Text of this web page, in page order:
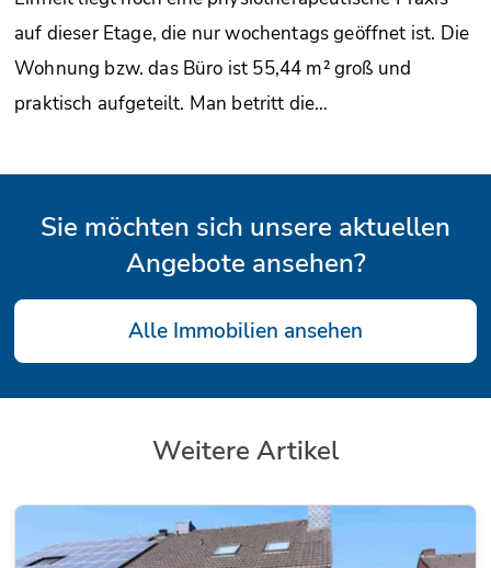
auf dieser Etage, die nur wochentags geöffnet ist. Die
Wohnung bzw. das Büro ist 55,44 m² groß und
praktisch aufgeteilt. Man betritt die…
Sie möchten sich unsere aktuellen
Angebote ansehen?
Alle Immobilien ansehen
Weitere Artikel